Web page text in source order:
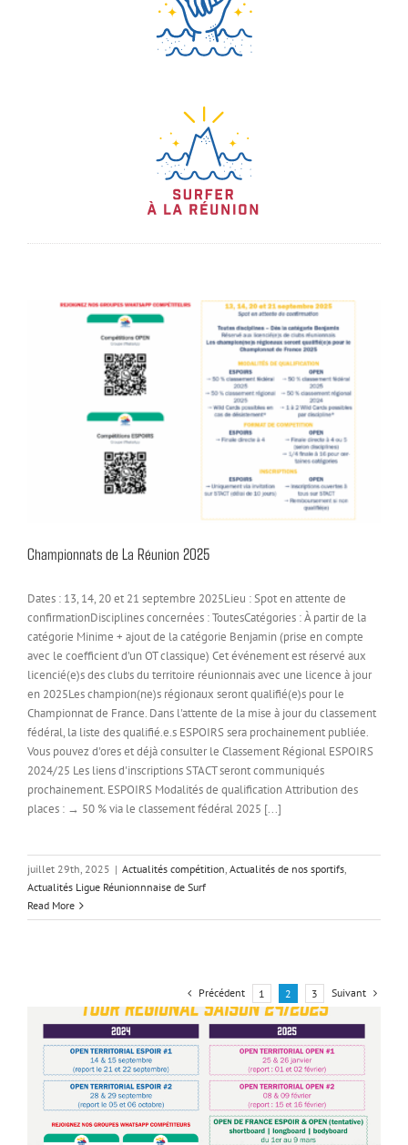
Championnats de La Réunion 2025
Dates : 13, 14, 20 et 21 septembre 2025Lieu : Spot en attente de
confirmationDisciplines concernées : ToutesCatégories : À partir de la
catégorie Minime + ajout de la catégorie Benjamin (prise en compte
avec le coefficient d’un OT classique) Cet événement est réservé aux
licencié(e)s des clubs du territoire réunionnais avec une licence à jour
en 2025Les champion(ne)s régionaux seront qualifié(e)s pour le
Championnat de France. Dans l'attente de la mise à jour du classement
fédéral, la liste des qualifié.e.s ESPOIRS sera prochainement publiée.
Vous pouvez d'ores et déjà consulter le Classement Régional ESPOIRS
2024/25 Les liens d'inscriptions STACT seront communiqués
prochainement. ESPOIRS Modalités de qualification Attribution des
places : → 50 % via le classement fédéral 2025 [...]
juillet 29th, 2025 | Actualités compétition, Actualités de nos sportifs,
Actualités Ligue Réunionnnaise de Surf
Read More
Précédent 1 2 3 Suivant